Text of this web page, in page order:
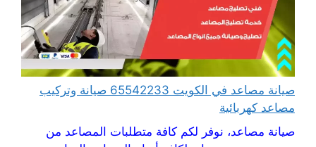
صيانة مصاعد في الكويت 65542233 صيانة وتركيب
مصاعد كهربائية
صيانة مصاعد، نوفر لكم كافة متطلبات المصاعد من